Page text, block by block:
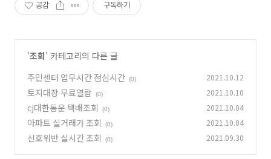
공감 구독하기
'조회' 카테고리의 다른 글
주민센터 업무시간 점심시간 (0) 2021.10.12
토지대장 무료열람 (0) 2021.10.10
cj대한통운 택배조회 (0) 2021.10.04
아파트 실거래가 조회 (0) 2021.10.04
신호위반 실시간 조회 (0) 2021.09.30